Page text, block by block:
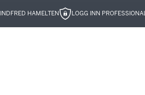
FRED HAMELTEN LOGG INN PROFESSIONAL